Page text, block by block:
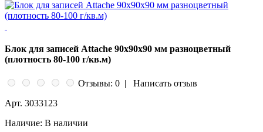
Блок для записей Attache 90x90x90 мм разноцветный
(плотность 80-100 г/кв.м)
Отзывы: 0 |
Написать отзыв
Арт. 3033123
Наличие: В наличии